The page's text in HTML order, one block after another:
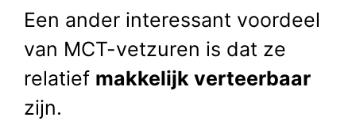
Een ander interessant voordeel
van MCT-vetzuren is dat ze
relatief makkelijk verteerbaar
zijn.